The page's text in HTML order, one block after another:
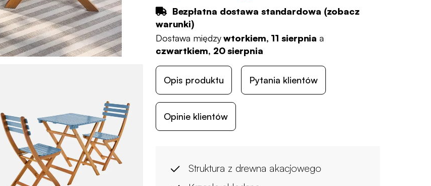
Bezpłatna dostawa standardowa (zobacz
warunki)
Dostawa międzywtorkiem, 11 sierpnia a
czwartkiem, 20 sierpnia
Opis produktu Pytania klientów
Opinie klientów
Struktura z drewna akacjowego